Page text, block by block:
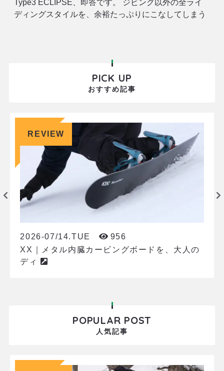
Type3 ECLIPSE、即答です。 ジビング以外の全ライ
ディングスタイルを、余裕たっぷりにこなしてしまう
PICK UP
おすすめ記事
REVIEW
2026-07/14.TUE
956
XX｜メタル内臓カービングボードを、大人の
ディ
POPULAR POST
人気記事